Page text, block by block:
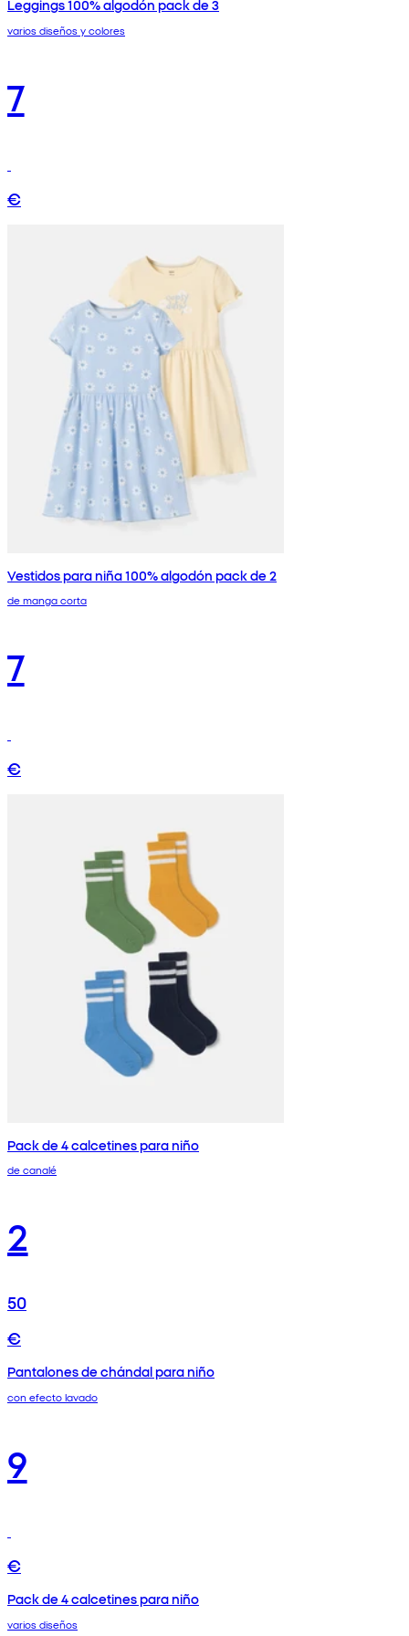
Leggings 100% algodón pack de 3
varios diseños y colores
7
€
Vestidos para niña 100% algodón pack de 2
de manga corta
7
€
Pack de 4 calcetines para niño
de canalé
2
50
€
Pantalones de chándal para niño
con efecto lavado
9
€
Pack de 4 calcetines para niño
varios diseños